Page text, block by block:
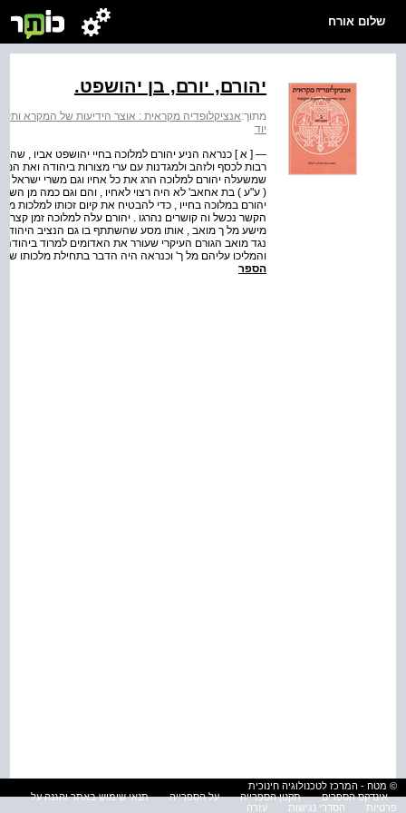
שלום אורח
יהורם, יורם, בן יהושפט.
מתוך:אנציקלופדיה מקראית : אוצר הידיעות של המקרא
יוד
— [ א ] כנראה הניע יהורם למלוכה בחיי יהושפט אביו ,
שמשעלה יהורם למלוכה הרג את כל אחיו וגם משרי ישראל (
( ע"ע ) בת אחאב' לא היה רצוי לאחיו , והם וגם כמה מן
יהורם במלוכה בחייו , כדי להבטיח את קיום זכותו למלכות
הקשר נכשל וה קושרים נהרגו . יהורם עלה למלוכה זמן
מישע מל ך מואב , אותו מסע שהשתתף בו גם הנציב
נגד מואב הגורם העיקרי שעורר את האדומים למרוד
והמליכו עליהם מל ך' וכנראה היה הדבר בתחילת מלכותו
הספר
© מטח - המרכז לטכנולוגיה חינוכית
אינדקס הספרים
תקנון הספרייה על הספרייה
תנאי שימוש באתר והגנה על
פרטיות
הסדרי נגישות עזרה